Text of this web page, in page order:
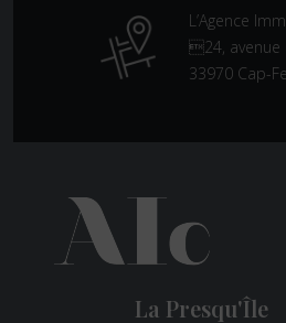
L’Agence
24, avenue
33970 Cap-
La Presqu'Île